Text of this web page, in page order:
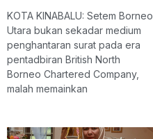
KOTA KINABALU: Setem Borneo
Utara bukan sekadar medium
penghantaran surat pada era
pentadbiran British North
Borneo Chartered Company,
malah memainkan